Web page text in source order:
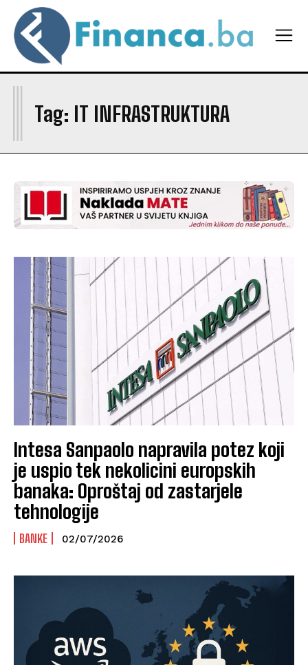
Tag: IT INFRASTRUKTURA
I
Intesa Sanpaolo napravila potez koji
je uspio tek nekolicini europskih
banaka: Oproštaj od zastarjele
tehnologije
BANKE 02/07/2026